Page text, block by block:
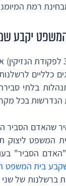
רמת
יקבע
החוק (ס' 35 לפקודת
כלליים
בלתי
הנדרשות בכל
שהאדם הסביר
המשפט ליצוק
"האדם הסביר"
בית המשפט
ברשלנות של